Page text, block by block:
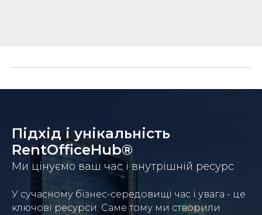
Підхід і унікальність
RentOfficeHub®
Ми цінуємо ваш час і внутрішній ресурс
У сучасному бізнес-середовищі час і увага - це
ключові ресурси. Саме тому ми створили